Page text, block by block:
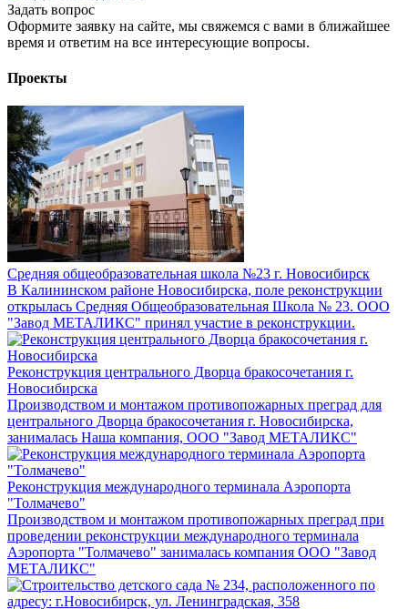
Задать вопрос
Оформите заявку на сайте, мы свяжемся с вами в ближайшее
время и ответим на все интересующие вопросы.
Проекты
Средняя общеобразовательная школа №23 г. Новосибирск
В Калининском районе Новосибирска, поле реконструкции
открылась Средняя Общеобразовательная Школа № 23. ООО
"Завод МЕТАЛИКС" принял участие в реконструкции.
Реконструкция центрального Дворца бракосочетания г.
Новосибирска
Производством и монтажом противопожарных преград для
центрального Дворца бракосочетания г. Новосибирска,
занималась Наша компания, ООО "Завод МЕТАЛИКС"
Реконструкция международного терминала Аэропорта
"Толмачево"
Производством и монтажом противопожарных преград при
проведении реконструкции международного терминала
Аэропорта "Толмачево" занималась компания ООО "Завод
МЕТАЛИКС"